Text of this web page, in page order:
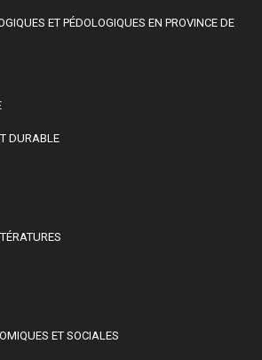
ET PÉDOLOGIQUES EN PROVINCE DE
DURABLE
ET SOCIALES